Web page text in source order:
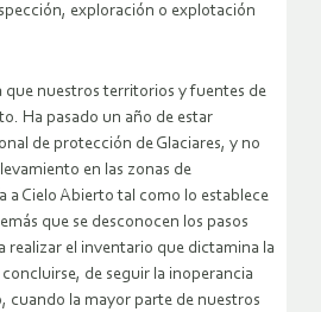
exploración o explotación
que nuestros territorios y fuentes de
Ha pasado un año de estar
de protección de Glaciares, y no
en las zonas de
a Cielo Abierto tal como lo establece
que se desconocen los pasos
realizar el inventario que dictamina la
de seguir la inoperancia
cuando la mayor parte de nuestros